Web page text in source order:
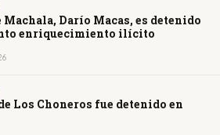
Machala, Darío Macas, es detenido
enriquecimiento ilícito
Los Choneros fue detenido en